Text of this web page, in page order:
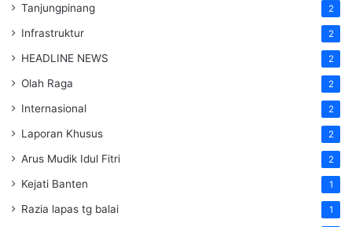
Tanjungpinang 2
Infrastruktur 2
HEADLINE NEWS 2
Olah Raga 2
Internasional 2
Laporan Khusus 2
Arus Mudik Idul Fitri 2
Kejati Banten 1
Razia lapas tg balai 1